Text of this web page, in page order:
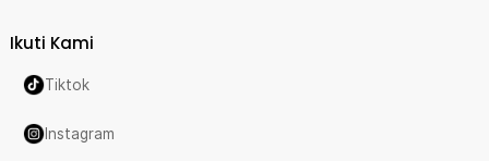
Ikuti Kami
Tiktok
Instagram